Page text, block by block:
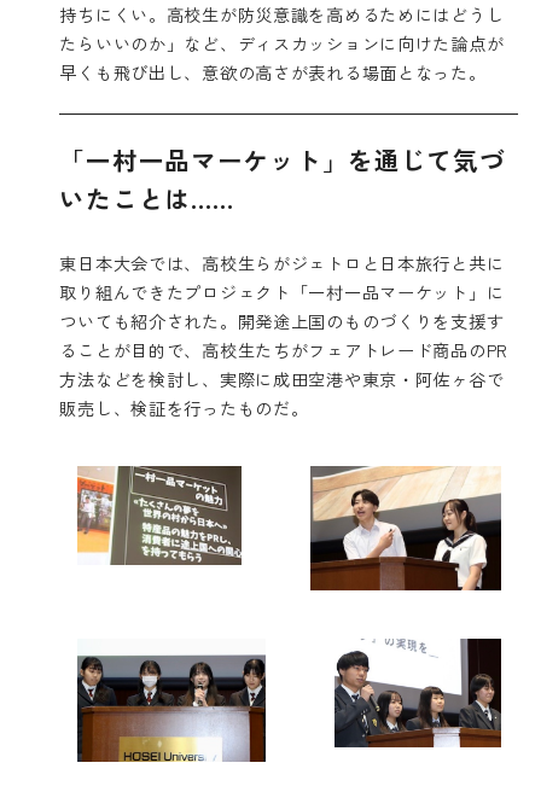
持ちにくい。高校生が防災意識を高めるためにはどうし
たらいいのか」など、ディスカッションに向けた論点が
早くも飛び出し、意欲の高さが表れる場面となった。
「一村一品マーケット」を通じて気づ
いたことは……
東日本大会では、高校生らがジェトロと日本旅行と共に
取り組んできたプロジェクト「一村一品マーケット」に
ついても紹介された。開発途上国のものづくりを支援す
ることが目的で、高校生たちがフェアトレード商品のPR
方法などを検討し、実際に成田空港や東京・阿佐ヶ谷で
販売し、検証を行ったものだ。